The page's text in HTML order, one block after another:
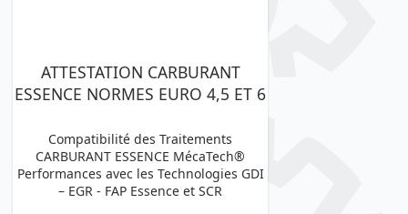
ATTESTATION CARBURANT
ESSENCE NORMES EURO 4,5 ET 6
Compatibilité des Traitements
CARBURANT ESSENCE MécaTech®
Performances avec les Technologies GDI
– EGR - FAP Essence et SCR